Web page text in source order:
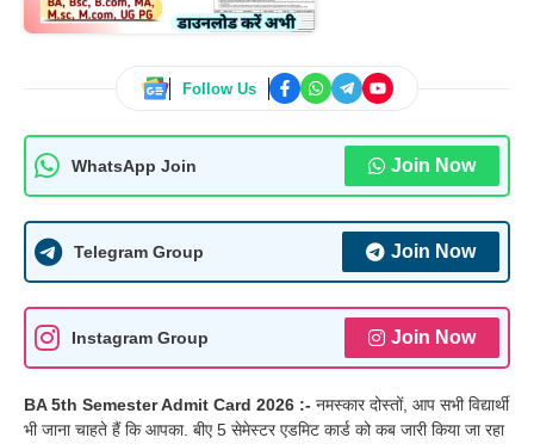
Follow Us
WhatsApp Join Join Now
Telegram Group Join Now
Instagram Group Join Now
BA 5th Semester Admit Card 2026 :- नमस्कार दोस्तों, आप सभी विद्यार्थी
भी जाना चाहते हैं कि आपका. बीए 5 सेमेस्टर एडमिट कार्ड को कब जारी किया जा रहा